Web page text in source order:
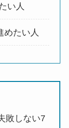
い人
めたい人
敗しない7